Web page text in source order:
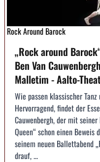
Rock Around Barock
„Rock around
Ben Van
Malletim - Aalto-
Wie passen klassischer
Hervorragend, findet der
Cauwenbergh, der mit
Queen“ schon einen
seinem neuen Ballettabend
drauf, ...